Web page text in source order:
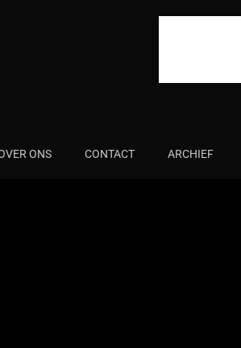
ONS CONTACT ARCHIEF